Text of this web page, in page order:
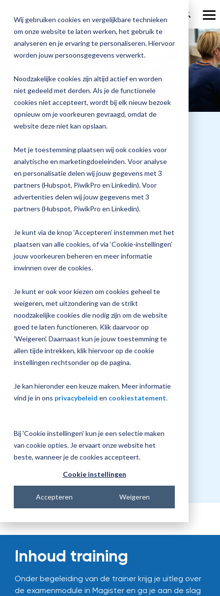
Wij gebruiken cookies en vergelijkbare technieken
om onze website te laten werken, het gebruik te
analyseren en je ervaring te personaliseren. Hiervoor
worden jouw persoonsgegevens verwerkt.
Noodzakelijke cookies zijn altijd actief en worden
niet gedeeld met derden. Als je de functionele
cookies niet accepteert, wordt bij elk nieuw bezoek
opnieuw om je voorkeuren gevraagd, omdat de
website deze niet kan opslaan.
Met je toestemming plaatsen wij ook cookies voor
analytische en marketingdoeleinden. Voor analyse
en personalisatie delen wij jouw gegevens met 3
partners (Hubspot, PiwikPro en Linkedin). Voor
advertenties delen wij jouw gegevens met 3
partners (Hubspot, PiwikPro en Linkedin).
Je kunt via de knop ‘Accepteren’ instemmen met het
plaatsen van alle cookies, of via ‘Cookie-instellingen’
jouw voorkeuren beheren en meer informatie
inwinnen over de cookies.
Je kunt er ook voor kiezen om cookies geheel te
weigeren, met uitzondering van de strikt
noodzakelijke cookies die nodig zijn om de website
goed te laten functioneren. Klik daarvoor op
'Weigeren'. Daarnaast kun je jouw toestemming te
allen tijde intrekken, klik hiervoor op de cookie
instellingen rechtsonder op de pagina.
Je kan hieronder een keuze maken. Meer informatie
vind je in ons privacybeleid en cookiestatement.
Bij 'Cookie instellingen' kun je een selectie maken
van cookie opties. Je ervaart onze website het
beste, wanneer je de cookies accepteert.
Cookie instellingen
Accepteren Weigeren
Onze
Magister MX
Aanmelden
& verzuim
Magister To do
Magister Join
Magister Inzicht
Magister Kluisjes
alle
oplossingen
hoe
Magister is
Docenten
Onderwijsondersteunend personeel
Leerlingen
Ouders
Onze
Check-up
Quickscan
Applicatiebeheer
Overstappen
Academy
Training op jouw school
Praktische informatie
Met
Check-
Over Magister
Actueel
Magister Journaal
Over ons
Werken bij Magister
Gebruikerspanel
Media & Pers
Aanmelden voor:
Datum training
11 november 2025
Tijd training
Locatie
Utrecht
Prijs
€661,00
Inhoud training
Onder begeleiding van de trainer krijg je uitleg over
de examenmodule in Magister en ga je aan de slag